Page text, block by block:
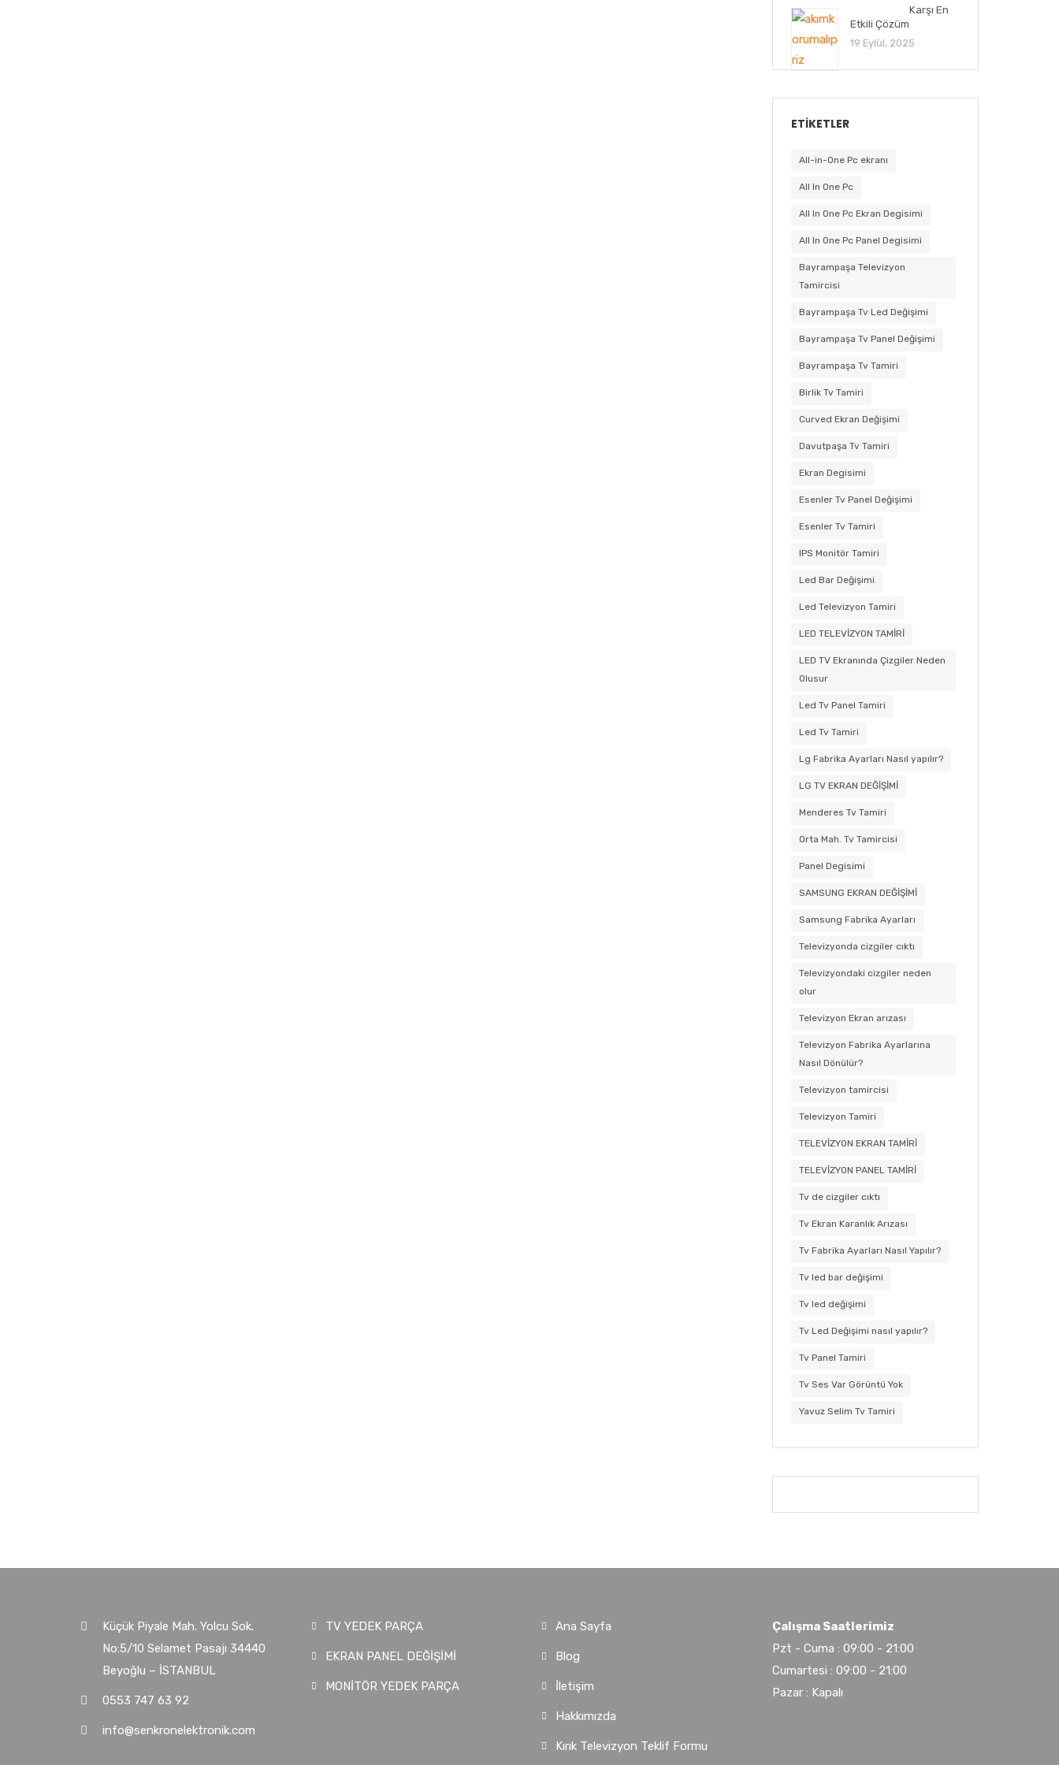
Karşı En
Etkili Çözüm
19 Eylül, 2025
ETIKETLER
All-in-One Pc ekranı
All In One Pc
All In One Pc Ekran Degisimi
All In One Pc Panel Degisimi
Bayrampaşa Televizyon
Tamircisi
Bayrampaşa Tv Led Değişimi
Bayrampaşa Tv Panel Değişimi
Bayrampaşa Tv Tamiri
Birlik Tv Tamiri
Curved Ekran Değişimi
Davutpaşa Tv Tamiri
Ekran Degisimi
Esenler Tv Panel Değişimi
Esenler Tv Tamiri
IPS Monitör Tamiri
Led Bar Değişimi
Led Televizyon Tamiri
LED TELEVİZYON TAMİRİ
LED TV Ekranında Çizgiler Neden
Olusur
Led Tv Panel Tamiri
Led Tv Tamiri
Lg Fabrika Ayarları Nasıl yapılır?
LG TV EKRAN DEĞİŞİMİ
Menderes Tv Tamiri
Orta Mah. Tv Tamircisi
Panel Degisimi
SAMSUNG EKRAN DEĞİŞİMİ
Samsung Fabrika Ayarları
Televizyonda cizgiler cıktı
Televizyondaki cizgiler neden
olur
Televizyon Ekran arızası
Televizyon Fabrika Ayarlarına
Nasıl Dönülür?
Televizyon tamircisi
Televizyon Tamiri
TELEVİZYON EKRAN TAMİRİ
TELEVİZYON PANEL TAMİRİ
Tv de cizgiler cıktı
Tv Ekran Karanlık Arızası
Tv Fabrika Ayarları Nasıl Yapılır?
Tv led bar değişimi
Tv led değişimi
Tv Led Değişimi nasıl yapılır?
Tv Panel Tamiri
Tv Ses Var Görüntü Yok
Yavuz Selim Tv Tamiri
Küçük Piyale Mah. Yolcu Sok.
No:5/10 Selamet Pasajı 34440
Beyoğlu – İSTANBUL
0553 747 63 92
info@senkronelektronik.com
TV YEDEK PARÇA
EKRAN PANEL DEĞİŞİMİ
MONİTÖR YEDEK PARÇA
Ana Sayfa
Blog
İletişim
Hakkımızda
Kırık Televizyon Teklif Formu
Çalışma Saatlerimiz
Pzt - Cuma : 09:00 - 21:00
Cumartesi : 09:00 - 21:00
Pazar : Kapalı